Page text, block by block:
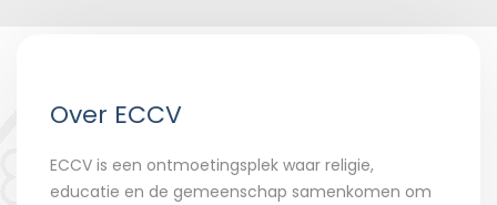
Over ECCV
ECCV is een ontmoetingsplek waar religie,
educatie en de gemeenschap samenkomen om